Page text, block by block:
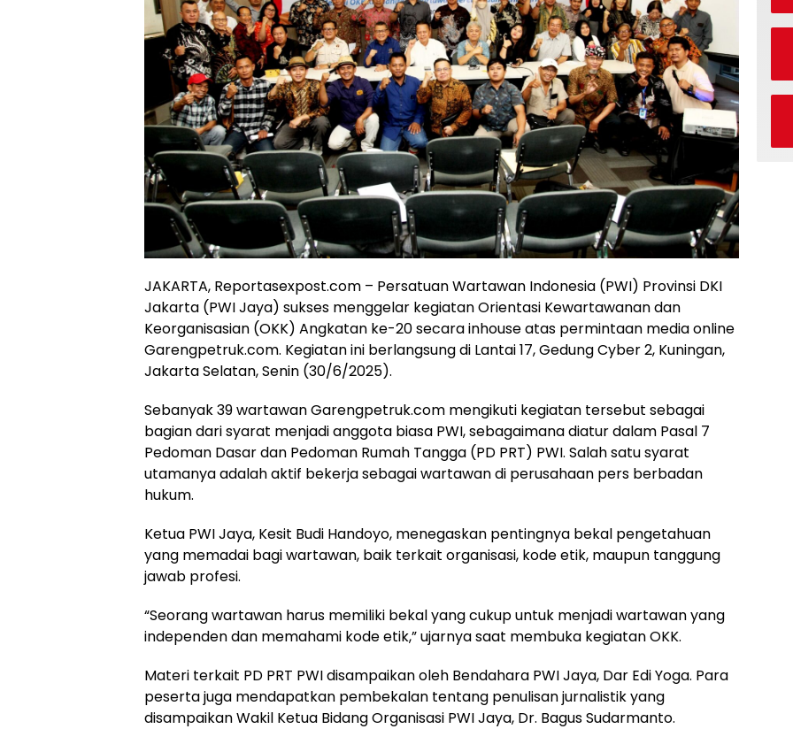
JAKARTA, Reportasexpost.com – Persatuan Wartawan Indonesia (PWI) Provinsi DKI
Jakarta (PWI Jaya) sukses menggelar kegiatan Orientasi Kewartawanan dan
Keorganisasian (OKK) Angkatan ke-20 secara inhouse atas permintaan media online
Garengpetruk.com. Kegiatan ini berlangsung di Lantai 17, Gedung Cyber 2, Kuningan,
Jakarta Selatan, Senin (30/6/2025).
Sebanyak 39 wartawan Garengpetruk.com mengikuti kegiatan tersebut sebagai
bagian dari syarat menjadi anggota biasa PWI, sebagaimana diatur dalam Pasal 7
Pedoman Dasar dan Pedoman Rumah Tangga (PD PRT) PWI. Salah satu syarat
utamanya adalah aktif bekerja sebagai wartawan di perusahaan pers berbadan
hukum.
Ketua PWI Jaya, Kesit Budi Handoyo, menegaskan pentingnya bekal pengetahuan
yang memadai bagi wartawan, baik terkait organisasi, kode etik, maupun tanggung
jawab profesi.
“Seorang wartawan harus memiliki bekal yang cukup untuk menjadi wartawan yang
independen dan memahami kode etik,” ujarnya saat membuka kegiatan OKK.
Materi terkait PD PRT PWI disampaikan oleh Bendahara PWI Jaya, Dar Edi Yoga. Para
peserta juga mendapatkan pembekalan tentang penulisan jurnalistik yang
disampaikan Wakil Ketua Bidang Organisasi PWI Jaya, Dr. Bagus Sudarmanto.